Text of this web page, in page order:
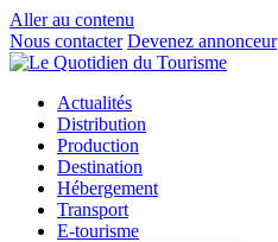
Aller au contenu
Nous contacter Devenez annonceur
Actualités
Distribution
Production
Destination
Hébergement
Transport
E-tourisme